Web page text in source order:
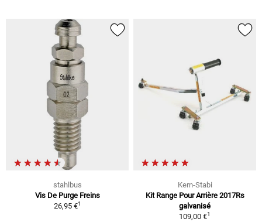
stahlbus
Vis De Purge Freins
26,95 €1
Kern-Stabi
Kit Range Pour Arrière 2017Rs
galvanisé
109,00 €1